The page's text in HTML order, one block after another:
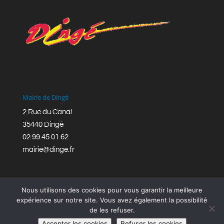
Mairie de Dingé
2 Rue du Canal
35440 Dingé
02 99 45 01 62
mairie@dinge.fr
Réalisation © Mairie de Dingé,Bretagne Romantique
Nous utilisons des cookies pour vous garantir la meilleure
expérience sur notre site. Vous avez également la possibilité
de les refuser.